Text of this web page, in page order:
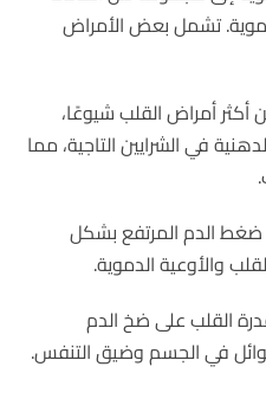
تشمل بعض الأمراض
أمراض القلب شيوعًا،
في الشرايين التاجية، مما
الدم المرتفع بشكل
والأوعية الدموية.
القلب على ضخ الدم
في الجسم وضيق التنفس.